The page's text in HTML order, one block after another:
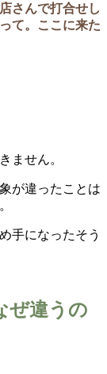
さんで打合せし
て。ここに来た
ません。
が違ったことは
手になったそう
ぜ違うの